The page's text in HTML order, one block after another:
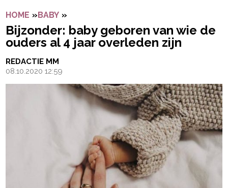
HOME »BABY »
Bijzonder: baby geboren van wie de
ouders al 4 jaar overleden zijn
REDACTIE MM
08.10.2020 12:59